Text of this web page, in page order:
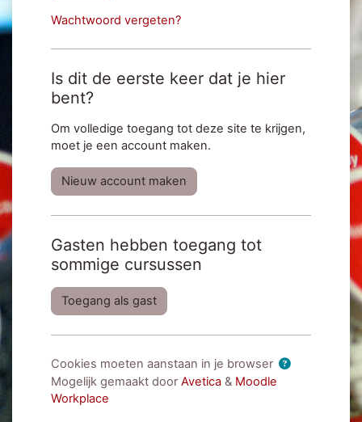
Wachtwoord vergeten?
Is dit de eerste keer dat je hier
bent?
Om volledige toegang tot deze site te krijgen,
moet je een account maken.
Nieuw account maken
Gasten hebben toegang tot
sommige cursussen
Toegang als gast
Cookies moeten aanstaan in je browser
Mogelijk gemaakt door Avetica & Moodle
Workplace